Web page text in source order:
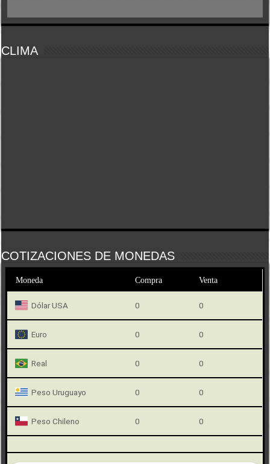
CLIMA
COTIZACIONES DE MONEDAS
Moneda Compra Venta
Dólar USA 0 0
Euro 0 0
Real 0 0
Peso Uruguayo 0 0
Peso Chileno 0 0